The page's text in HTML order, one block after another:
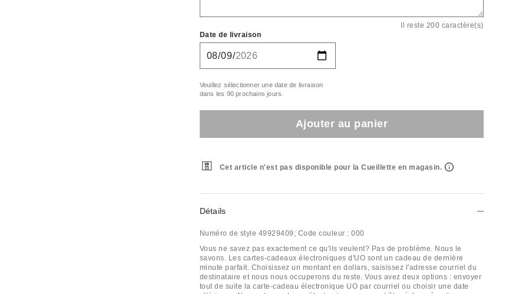
Il reste 200 caractère(s)
Date de livraison
Veuillez sélectionner une date de livraison
dans les 90 prochains jours.
Ajouter au panier
Cet article n'est pas disponible pour la Cueillette en magasin.
Détails
Numéro de style 49929409; Code couleur : 000
Vous ne savez pas exactement ce qu'ils veulent? Pas de problème. Nous le
savons. Les cartes-cadeaux électroniques d'UO sont un cadeau de dernière
minute parfait. Choisissez un montant en dollars, saisissez l'adresse courriel du
destinataire et nous nous occuperons du reste. Vous avez deux options : envoyer
tout de suite la carte-cadeau électronique UO par courriel ou choisir une date